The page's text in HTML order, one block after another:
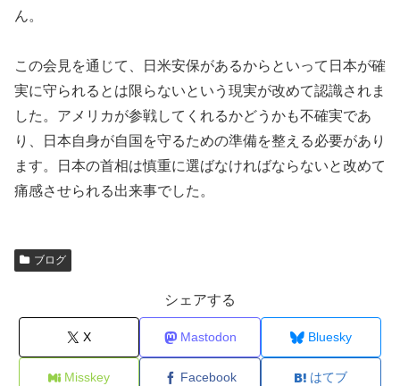
ん。
この会見を通じて、日米安保があるからといって日本が確
実に守られるとは限らないという現実が改めて認識されま
した。アメリカが参戦してくれるかどうかも不確実であ
り、日本自身が自国を守るための準備を整える必要があり
ます。日本の首相は慎重に選ばなければならないと改めて
痛感させられる出来事でした。
ブログ
シェアする
X Mastodon Bluesky
Misskey Facebook はてブ